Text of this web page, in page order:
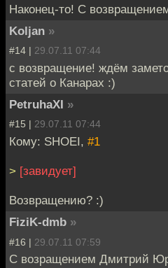
Наконец-то! С
Koljan »
#14 | 29.07.11 07:44
с возвращение! ждём
статей о Канарах :)
PetruhaXI »
#15 | 29.07.11 07:44
Кому: SHOEI, #1
> [завидует]
Возвращению? :)
FiziK-dmb »
#16 | 29.07.11 07:59
C возращением Дмитрий